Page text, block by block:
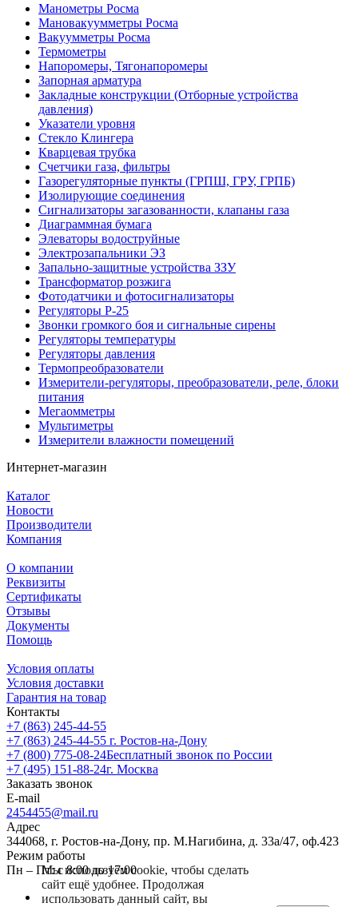
Манометры Росма
Мановакуумметры Росма
Вакуумметры Росма
Термометры
Напоромеры, Тягонапоромеры
Запорная арматура
Закладные конструкции (Отборные устройства
давления)
Указатели уровня
Стекло Клингера
Кварцевая трубка
Счетчики газа, фильтры
Газорегуляторные пункты (ГРПШ, ГРУ, ГРПБ)
Изолирующие соединения
Сигнализаторы загазованности, клапаны газа
Диаграммная бумага
Элеваторы водоструйные
Электрозапальники ЭЗ
Запально-защитные устройства ЗЗУ
Трансформатор розжига
Фотодатчики и фотосигнализаторы
Регуляторы Р-25
Звонки громкого боя и сигнальные сирены
Регуляторы температуры
Регуляторы давления
Термопреобразователи
Измерители-регуляторы, преобразователи, реле, блоки
питания
Мегаомметры
Мультиметры
Измерители влажности помещений
Интернет-магазин
Каталог
Новости
Производители
Компания
О компании
Реквизиты
Сертификаты
Отзывы
Документы
Помощь
Условия оплаты
Условия доставки
Гарантия на товар
Контакты
+7 (863) 245-44-55
+7 (863) 245-44-55 г. Ростов-на-Дону
+7 (800) 775-08-24Бесплатный звонок по России
+7 (495) 151-88-24г. Москва
Заказать звонок
E-mail
2454455@mail.ru
Адрес
344068, г. Ростов-на-Дону, пр. М.Нагибина, д. 33а/47, оф.423
Режим работы
Пн – Пт: с 8:00 до 17:00
Мы используем cookie, чтобы сделать
сайт ещё удобнее. Продолжая
использовать данный сайт, вы